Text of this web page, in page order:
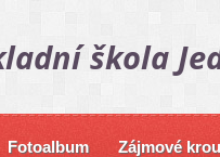
škola
Fotoalbum Zájmové